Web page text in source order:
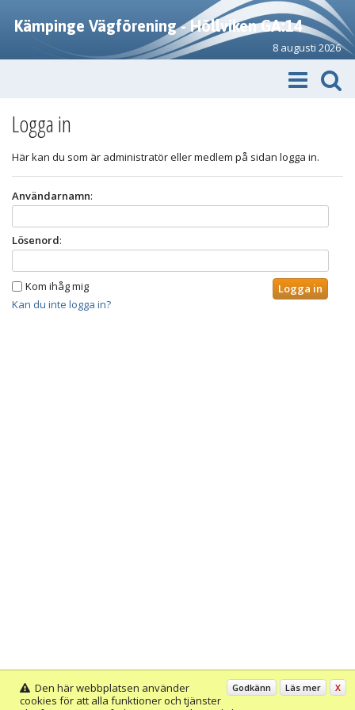
Kämpinge Vägförening - Höllviken GA:14
8 augusti 2026
Logga in
Här kan du som är administratör eller medlem på sidan logga in.
Användarnamn:
Lösenord:
Kom ihåg mig
Kan du inte logga in?
Godkänn Läs mer X
Den här webbplatsen använder
cookies för att alla funktioner och tjänster